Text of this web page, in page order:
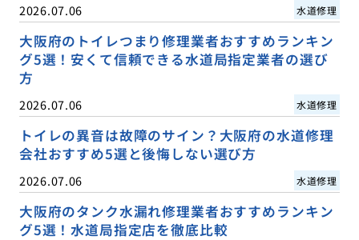
2026.07.06 水道修理
大阪府のトイレつまり修理業者おすすめランキン
グ5選！安くて信頼できる水道局指定業者の選び
方
2026.07.06 水道修理
トイレの異音は故障のサイン？大阪府の水道修理
会社おすすめ5選と後悔しない選び方
2026.07.06 水道修理
大阪府のタンク水漏れ修理業者おすすめランキン
グ5選！水道局指定店を徹底比較